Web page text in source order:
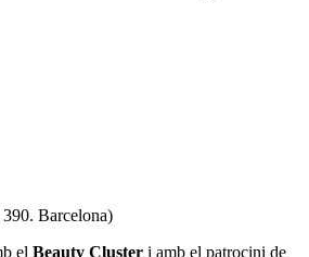
Barcelona)
el Beauty Cluster i amb el patrocini de